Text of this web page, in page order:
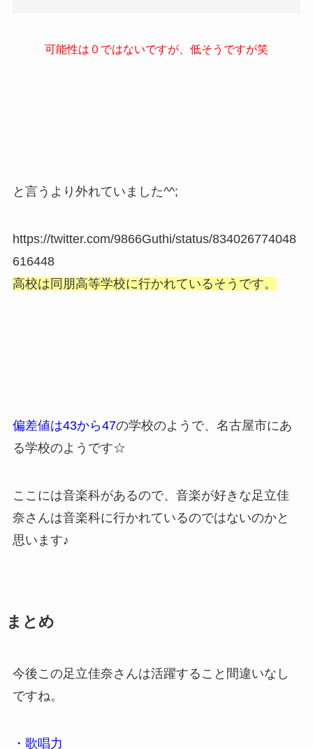
可能性は０ではないですが、低そうですが笑
と言うより外れていました^^;
https://twitter.com/9866Guthi/status/834026774048
616448
高校は同朋高等学校に行かれているそうです。
偏差値は43から47の学校のようで、名古屋市にあ
る学校のようです☆
ここには音楽科があるので、音楽が好きな足立佳
奈さんは音楽科に行かれているのではないのかと
思います♪
まとめ
今後この足立佳奈さんは活躍すること間違いなし
ですね。
・歌唱力